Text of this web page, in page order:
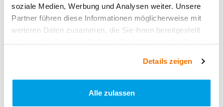
soziale Medien, Werbung und Analysen weiter. Unsere
Partner führen diese Informationen möglicherweise mit
weiteren Daten zusammen, die Sie ihnen bereitgestellt
Details zeigen
Alle zulassen